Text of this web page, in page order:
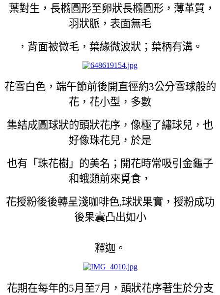
葉對生，長橢圓形至卵狀長橢圓形，薄革質，
羽狀脈，表面無毛
，背面被微毛，葉緣微波狀；葉柄有溝。
花雪白色，端午節前後開直徑約3公分雪球般的
花，花小型，多數
集結成圓球狀的頭狀花序，像極了繡球兒，也
好像珠花兒，於是
也有「珠花樹」的美名；開花時常吸引金龜子
和蛾類前來覓食，
花授粉後後轉呈淺咖啡色,球狀果實，授粉成功
後果囊凸出如小
釋迦。
花期在每年的5月至7月，頭狀花序著生於分支